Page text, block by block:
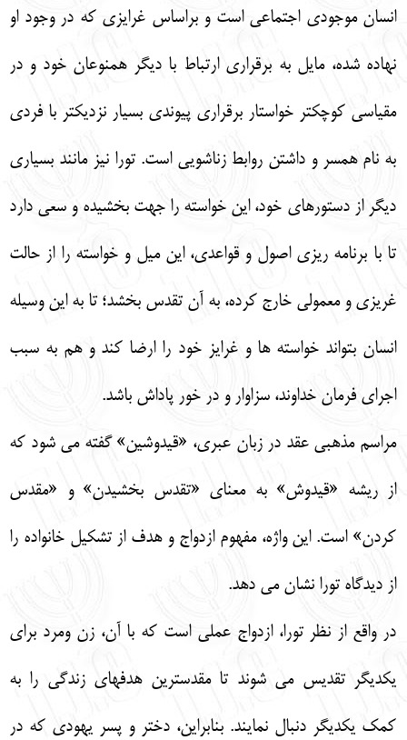
انسان موجودي اجتماعي است و براساس غرايزي كه در وجود او
نهاده شده، مايل به برقراري ارتباط با ديگر همنوعان خود و در
مقياسي كوچكتر خواستار برقراري پيوندي بسيار نزديكتر با فردي
به نام همسر و داشتن روابط زناشويي است. تورا نيز مانند بسياري
ديگر از دستورهاي خود، اين خواسته را جهت بخشيده و سعي دارد
تا با برنامه ريزي اصول و قواعدي، اين ميل و خواسته را از حالت
غريزي و معمولي خارج كرده، به آن تقدس بخشد؛ تا به اين وسيله
انسان بتواند خواسته ها و غرايز خود را ارضا كند و هم به سبب
اجراي فرمان خداوند، سزاوار و در خور پاداش باشد.
مراسم مذهبي عقد در زبان عبري، «قيدوشين» گفته مي شود كه
از ريشه «قيدوش» به معناي «تقدس بخشيدن» و «مقدس
كردن» است. اين واژه، مفهوم ازدواج و هدف از تشكيل خانواده را
از ديدگاه تورا نشان مي دهد.
در واقع از نظر تورا، ازدواج عملي است كه با آن، زن ومرد براي
يكديگر تقديس مي شوند تا مقدسترين هدفهاي زندگي را به
كمك يكديگر دنبال نمايند. بنابراين، دختر و پسر يهودي كه در